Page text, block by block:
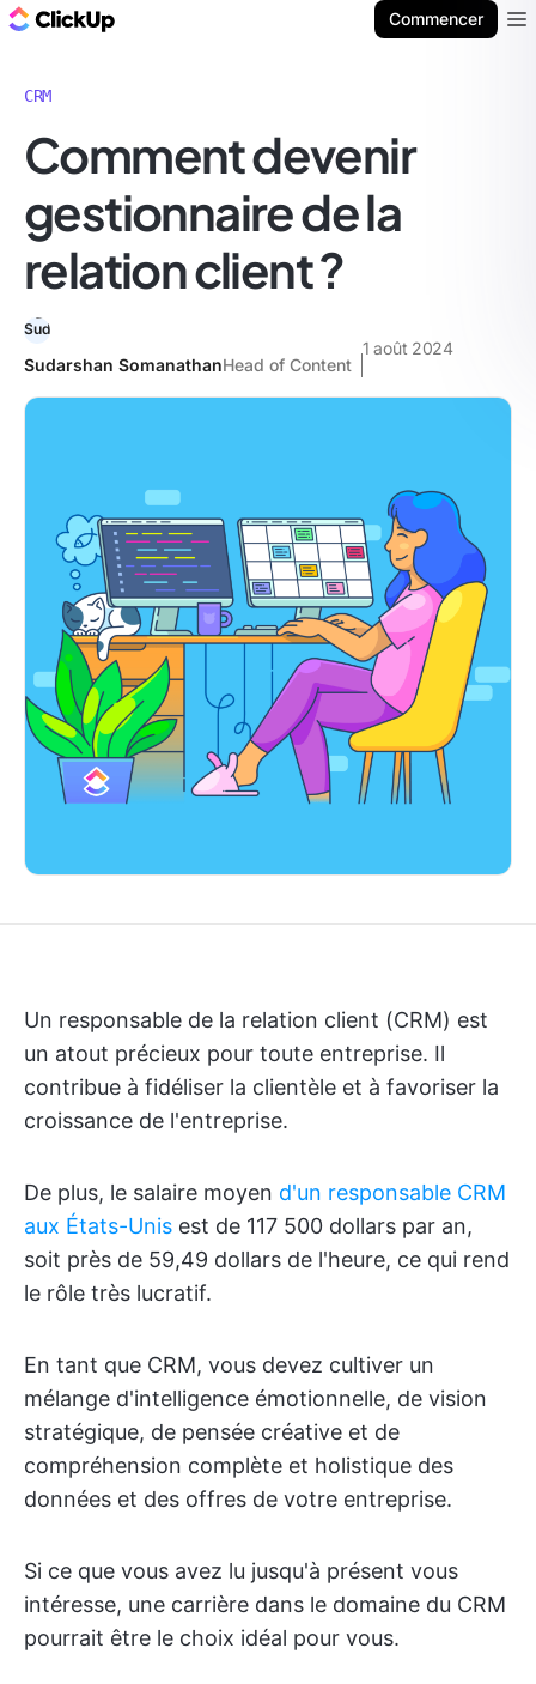
Commencer
CRM
Comment devenir
gestionnaire de la
relation client ?
Sudarshan SomanathanHead of Content
1 août 2024
Un responsable de la relation client (CRM) est
un atout précieux pour toute entreprise. Il
contribue à fidéliser la clientèle et à favoriser la
croissance de l'entreprise.
De plus, le salaire moyen d'un responsable CRM
aux États-Unis est de 117 500 dollars par an,
soit près de 59,49 dollars de l'heure, ce qui rend
le rôle très lucratif.
En tant que CRM, vous devez cultiver un
mélange d'intelligence émotionnelle, de vision
stratégique, de pensée créative et de
compréhension complète et holistique des
données et des offres de votre entreprise.
Si ce que vous avez lu jusqu'à présent vous
intéresse, une carrière dans le domaine du CRM
pourrait être le choix idéal pour vous.